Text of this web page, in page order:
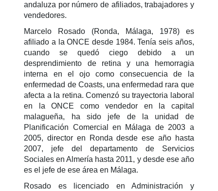
andaluza por número de afiliados, trabajadores y
vendedores.
Marcelo Rosado (Ronda, Málaga, 1978) es
afiliado a la ONCE desde 1984. Tenía seis años,
cuando se quedó ciego debido a un
desprendimiento de retina y una hemorragia
interna en el ojo como consecuencia de la
enfermedad de Coasts, una enfermedad rara que
afecta a la retina. Comenzó su trayectoria laboral
en la ONCE como vendedor en la capital
malagueña, ha sido jefe de la unidad de
Planificación Comercial en Málaga de 2003 a
2005, director en Ronda desde ese año hasta
2007, jefe del departamento de Servicios
Sociales en Almería hasta 2011, y desde ese año
es el jefe de ese área en Málaga.
Rosado es licenciado en Administración y